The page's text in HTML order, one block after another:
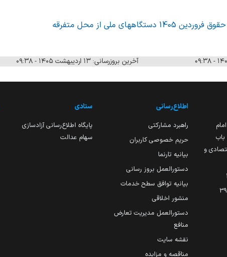
ملی از محل متفرقه
آخرین بروزرسانی: ۱۳ اردیبهشت ۱۴۰۵ - ۰۹:۳۸
باب
و
اطلاع‌رسانی
راهبرد مشارکتی
حریم خصوصی کاربران
بیانیه تارنما
دستورالعمل بروز رسانی
بیانیه توافق سطح خدمات
منشور اخلاقی
دستورالعمل مدیریت تعارض
منافع
نقشه سایت
مناقصه و مزایده
ستادی
پایگاه اطلاع‌رسانی آزادسازی
سهام عدالت